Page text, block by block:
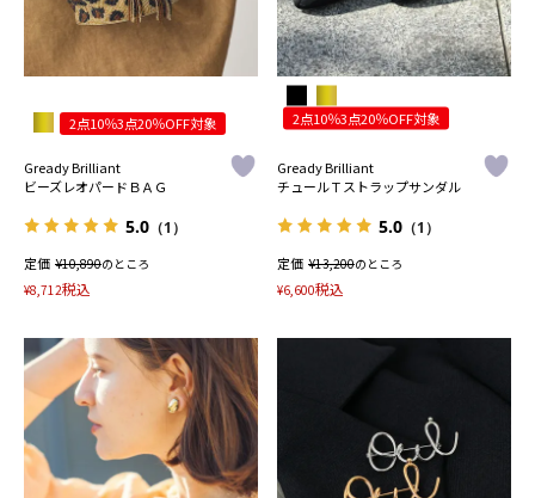
2点10％3点20％OFF対象
Gready Brilliant
ビーズレオパードＢＡＧ
5.0 （1）
定価 ¥10,890のところ
¥8,712税込
2点10％3点20％OFF対象
Gready Brilliant
チュールＴストラップサンダル
5.0 （1）
定価 ¥13,200のところ
¥6,600税込